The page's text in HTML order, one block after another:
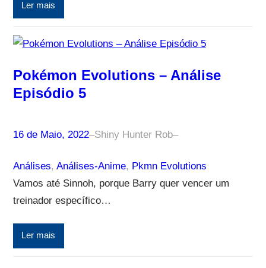
Ler mais
Pokémon Evolutions – Análise
Episódio 5
16 de Maio, 2022–Shiny Hunter Rob–
Análises, Análises-Anime, Pkmn Evolutions
Vamos até Sinnoh, porque Barry quer vencer um
treinador específico…
Ler mais